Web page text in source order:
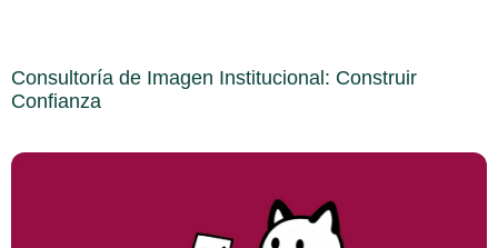
Consultoría de Imagen Institucional: Construir
Confianza